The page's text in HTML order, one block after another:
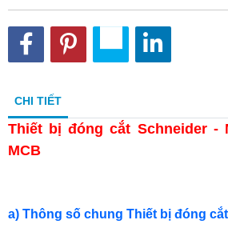
CHI TIẾT
Thiết bị đóng cắt Schneider -
MCB
a) Thông số chung Thiết bị đóng